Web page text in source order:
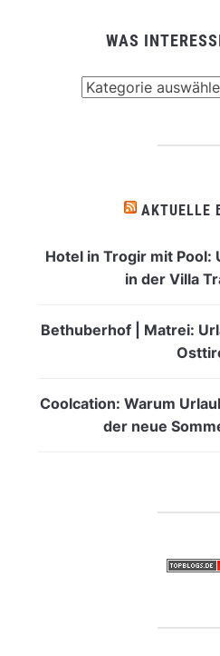
WAS
AKTUELLE
Hotel in Trogir mit Pool:
in der Villa
Bethuberhof | Matrei:
Coolcation: Warum
der neue